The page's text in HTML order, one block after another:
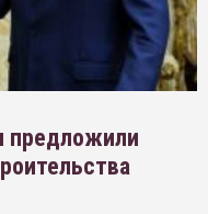
предложили